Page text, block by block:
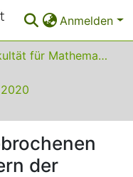
Anmelden
01 Fakultät für Mathematik
2020
der